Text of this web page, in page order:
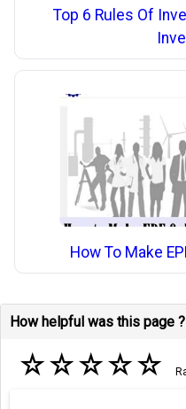
Top 6 Rules Of
How To Make
How helpful was this page ?
☆☆☆☆☆